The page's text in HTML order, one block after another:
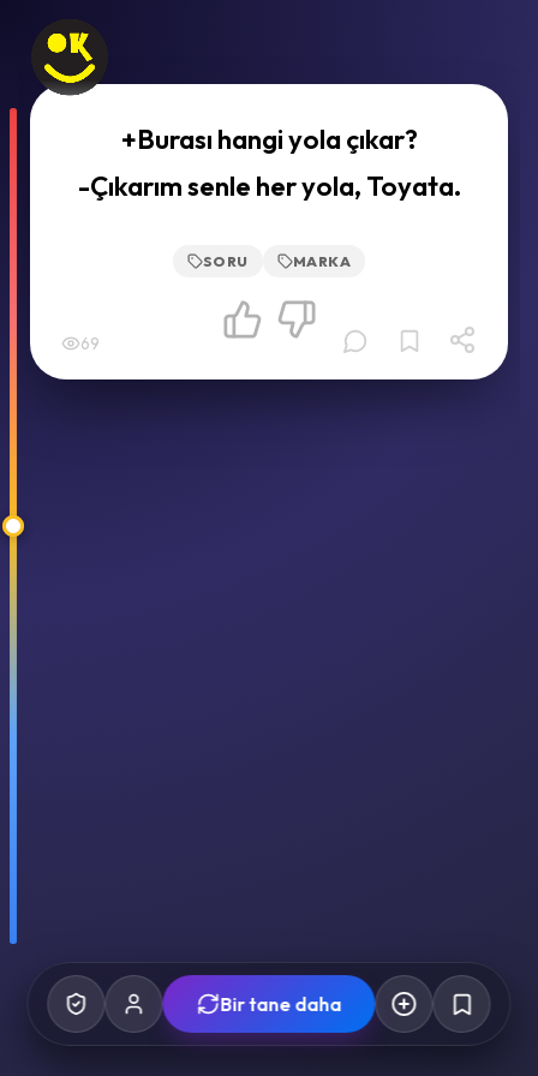
+Burası hangi yola çıkar?
-Çıkarım senle her yola, Toyata.
SORU MARKA
69
Bir tane daha